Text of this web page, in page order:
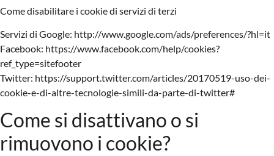
Come disabilitare i cookie di servizi di terzi
Servizi di Google: http://www.google.com/ads/preferences/?hl=it
Facebook: https://www.facebook.com/help/cookies?
ref_type=sitefooter
Twitter: https://support.twitter.com/articles/20170519-uso-dei-
cookie-e-di-altre-tecnologie-simili-da-parte-di-twitter#
Come si disattivano o si
rimuovono i cookie?